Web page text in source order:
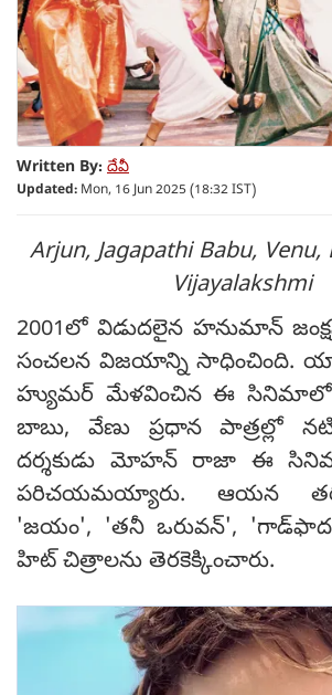
Written By: దేవీ
Updated: Mon, 16 Jun 2025 (18:32 IST)
Arjun, Jagapathi Babu, Venu,
Vijayalakshmi
2001లో విడుదలైన హనుమాన్
సంచలన విజయాన్ని సాధించింది.
హ్యుమర్ మేళవించిన ఈ సినిమాలో
బాబు, వేణు ప్రధాన పాత్రల్లో
దర్శకుడు మోహన్ రాజా ఈ
పరిచయమయ్యారు. ఆయన
'జయం', 'తనీ ఒరువన్',
హిట్ చిత్రాలను తెరకెక్కించారు.